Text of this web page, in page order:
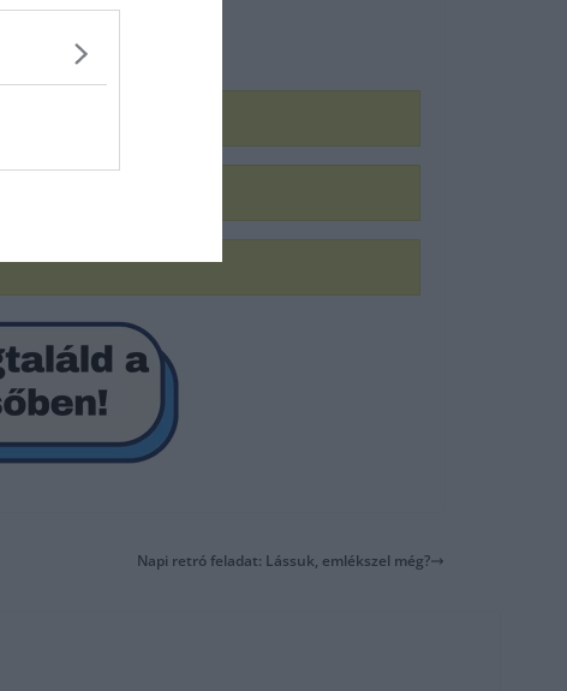
Napi retró feladat: Lássuk, emlékszel még?